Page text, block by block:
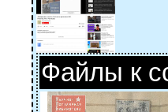
Файлы к